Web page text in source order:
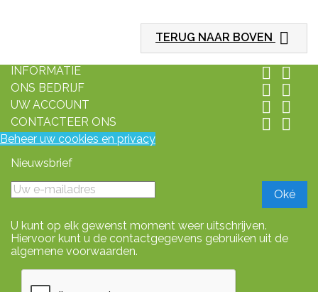
TERUG NAAR BOVEN 
INFORMATIE  
ONS BEDRIJF  
UW ACCOUNT  
CONTACTEER ONS  
Beheer uw cookies en privacy
Nieuwsbrief
U kunt op elk gewenst moment weer uitschrijven.
Hiervoor kunt u de contactgegevens gebruiken uit de
algemene voorwaarden.